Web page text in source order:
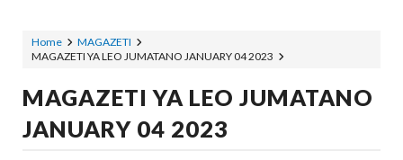
TANZANIA YAANGAZA TEKNOLOJIA
MGALU APONGEZA HATUA ZA
MSUMBA-Aug 08 2026
Home
MAGAZETI
MAGAZETI YA LEO JUMATANO JANUARY 04 2023
MAGAZETI YA LEO JUMATANO
JANUARY 04 2023